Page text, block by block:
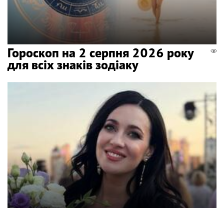
Гороскоп на 2 серпня 2026 року
для всіх знаків зодіаку